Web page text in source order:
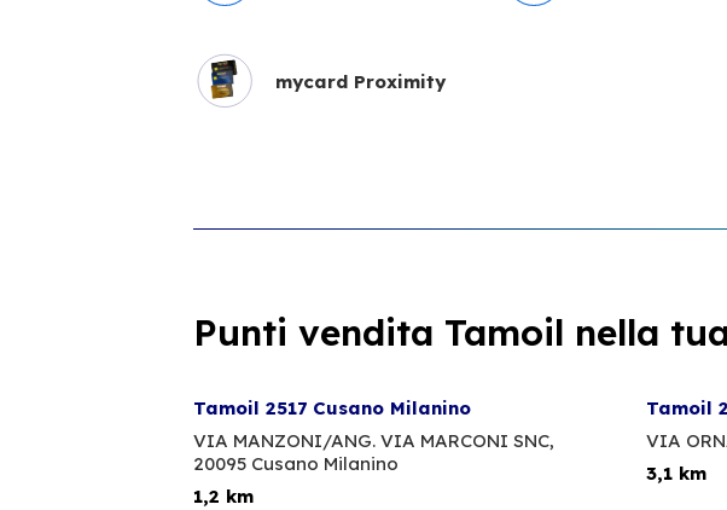
mycard Proximity
Punti vendita Tamoil nella
Tamoil 2517 Cusano Milanino
VIA MANZONI/ANG. VIA MARCONI SNC,
20095 Cusano Milanino
1,2 km
Tamoil
VIA
3,1 km